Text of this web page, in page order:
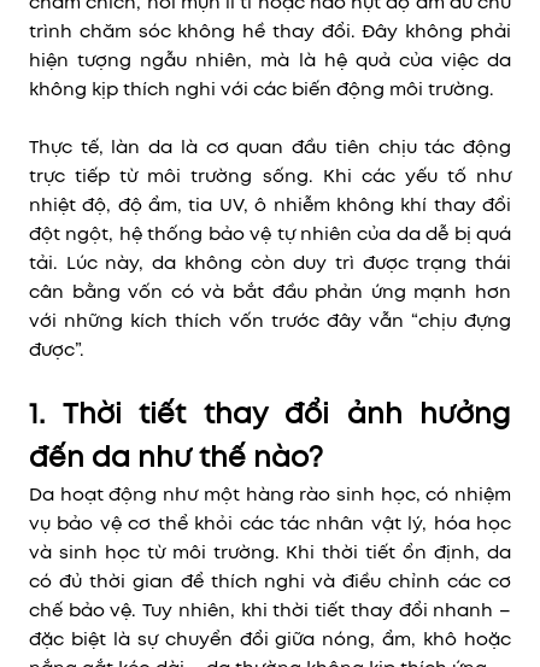
châm chích, nổi mụn li ti hoặc hao hụt độ ẩm dù chu
trình chăm sóc không hề thay đổi. Đây không phải
hiện tượng ngẫu nhiên, mà là hệ quả của việc da
không kịp thích nghi với các biến động môi trường.
Thực tế, làn da là cơ quan đầu tiên chịu tác động
trực tiếp từ môi trường sống. Khi các yếu tố như
nhiệt độ, độ ẩm, tia UV, ô nhiễm không khí thay đổi
đột ngột, hệ thống bảo vệ tự nhiên của da dễ bị quá
tải. Lúc này, da không còn duy trì được trạng thái
cân bằng vốn có và bắt đầu phản ứng mạnh hơn
với những kích thích vốn trước đây vẫn “chịu đựng
được”.
1. Thời tiết thay đổi ảnh hưởng
đến da như thế nào?
Da hoạt động như một hàng rào sinh học, có nhiệm
vụ bảo vệ cơ thể khỏi các tác nhân vật lý, hóa học
và sinh học từ môi trường. Khi thời tiết ổn định, da
có đủ thời gian để thích nghi và điều chỉnh các cơ
chế bảo vệ. Tuy nhiên, khi thời tiết thay đổi nhanh –
đặc biệt là sự chuyển đổi giữa nóng, ẩm, khô hoặc